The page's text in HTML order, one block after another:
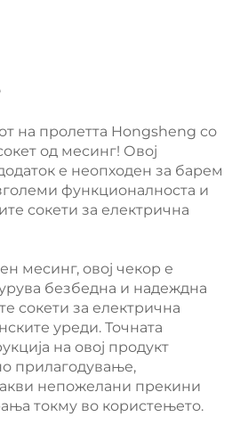
на пролетта Hongsheng со
од месинг! Овој
е неопходен за барем
функционалноста и
сокети за електрична
месинг, овој чекор е
безбедна и надеждна
сокети за електрична
уреди. Точната
на овој продукт
прилагодување,
непожелани прекини
токму во користењето.